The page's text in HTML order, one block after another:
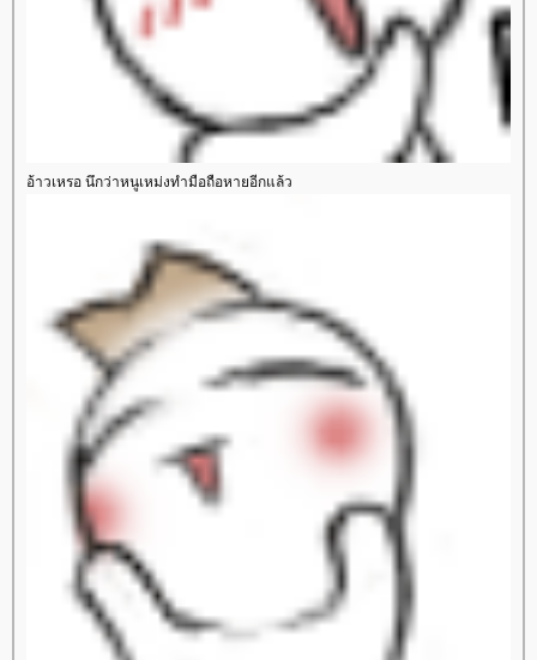
อ้าวเหรอ นึกว่าหนูเหม่งทำมือถือหายอีกแล้ว